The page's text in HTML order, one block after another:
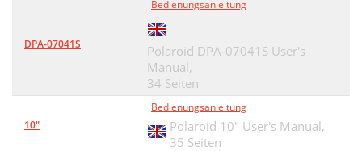
DPA-07041S
Bedienungsanleitung
Polaroid DPA-07041S User's
Manual,
34 Seiten
10"
Bedienungsanleitung
Polaroid 10" User's Manual,
35 Seiten